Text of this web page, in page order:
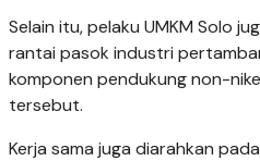
Selain itu, pelaku UMKM Solo
rantai pasok industri
komponen pendukung non-
tersebut.
Kerja sama juga diarahkan